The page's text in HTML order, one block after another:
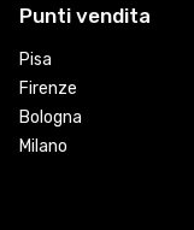
Punti vendita
Pisa
Firenze
Bologna
Milano